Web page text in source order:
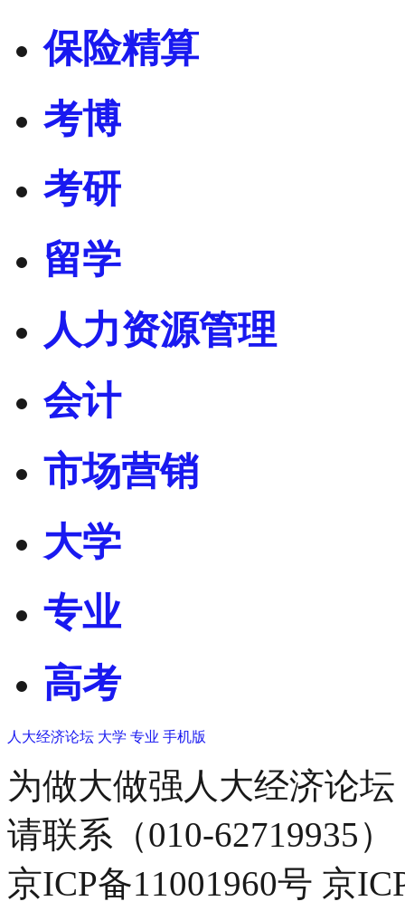
保险精算
考博
考研
留学
人力资源管理
会计
市场营销
大学
专业
高考
人大经济论坛 大学 专业 手机版
为做大做强人大经济论
请联系（010-62719935）
京ICP备11001960号 京